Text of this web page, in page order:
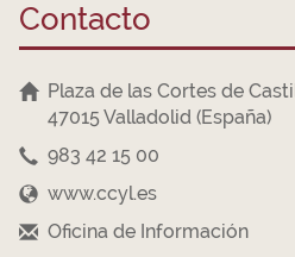
Contacto
Plaza de las Cortes de
47015 Valladolid (España)
983 42 15 00
www.ccyl.es
Oficina de Información